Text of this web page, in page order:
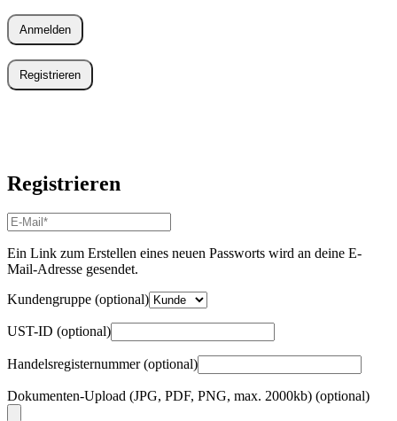
Anmelden
Registrieren
Registrieren
E-
Mail-
Adresse*
Erforderlich
Ein Link zum Erstellen eines neuen Passworts wird an deine E-
Mail-Adresse gesendet.
Kundengruppe (optional)
UST-ID (optional)
Handelsregisternummer(optional)
Dokumenten-Upload (JPG, PDF, PNG, max. 2000kb) (optional)